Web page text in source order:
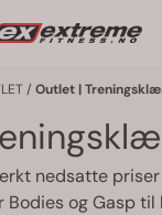
/ Outlet |
nedsatte
Bodies ogGasptil